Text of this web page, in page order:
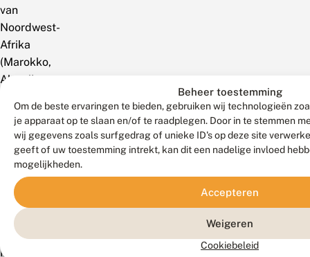
Beheer toestemming
Om de beste ervaringen te bieden, gebruiken wij technologieën
je apparaat op te slaan en/of te raadplegen. Door in te stemmen
wij gegevens zoals surfgedrag of unieke ID's op deze site
geeft of uw toestemming intrekt, kan dit een nadelige invloed
mogelijkheden.
Accepteren
Weigeren
Cookiebeleid
van
Noordwest-
Afrika
(Marokko,
Algerije,
Zuid-
Midden-
Europa
tot
Voor-
Azië.
Naar